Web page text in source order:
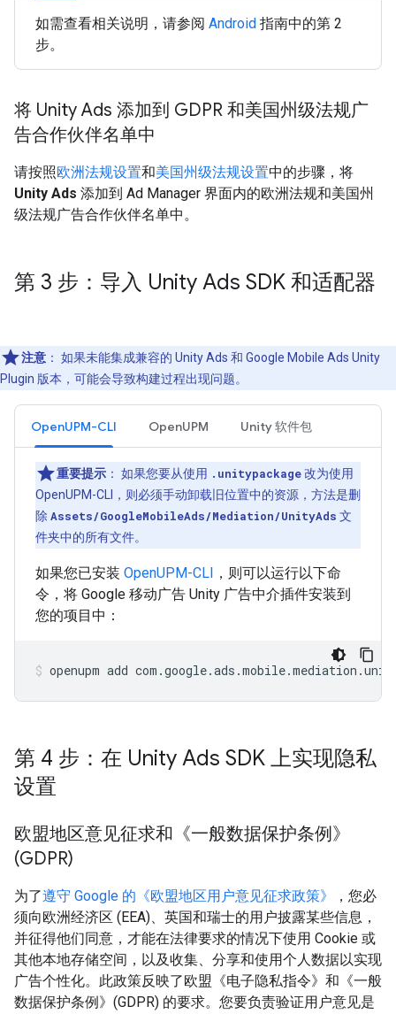
如需查看相关说明，请参阅 Android 指南中的第 2
步。
将 Unity Ads 添加到 GDPR 和美国州级法规广
告合作伙伴名单中
请按照欧洲法规设置和美国州级法规设置中的步骤，将
Unity Ads 添加到 Ad Manager 界面内的欧洲法规和美国州
级法规广告合作伙伴名单中。
第 3 步：导入 Unity Ads SDK 和适配器
注意 ： 如果未能集成兼容的 Unity Ads 和 Google Mobile Ads Unity
Plugin 版本，可能会导致构建过程出现问题。
OpenUPM-CLI OpenUPM Unity 软件包
重要提示 ： 如果您要从使用 .unitypackage改为使用
OpenUPM-CLI，则必须手动卸载旧位置中的资源，方法是删
除 Assets/GoogleMobileAds/Mediation/UnityAds 文
件夹中的所有文件。
如果您已安装 OpenUPM-CLI
，则可以运行以下命
令，将 Google 移动广告 Unity 广告中介插件安装到
您的项目中：
openupm add
第 4 步：在 Unity Ads SDK 上实现隐私
设置
欧盟地区意见征求和《一般数据保护条例》
(GDPR)
为了遵守 Google 的《欧盟地区用户意见征求政策》
，您必
须向欧洲经济区 (EEA)、英国和瑞士的用户披露某些信息，
并征得他们同意，才能在法律要求的情况下使用 Cookie 或
其他本地存储空间，以及收集、分享和使用个人数据以实现
广告个性化。此政策反映了欧盟《电子隐私指令》和《一般
数据保护条例》(GDPR) 的要求。您要负责验证用户意见是